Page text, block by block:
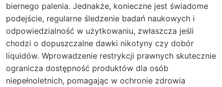
biernego palenia. Jednakże, konieczne jest świadome
podejście, regularne śledzenie badań naukowych i
odpowiedzialność w użytkowaniu, zwłaszcza jeśli
chodzi o dopuszczalne dawki nikotyny czy dobór
liquidów. Wprowadzenie restrykcji prawnych skutecznie
ogranicza dostępność produktów dla osób
niepełnoletnich, pomagając w ochronie zdrowia